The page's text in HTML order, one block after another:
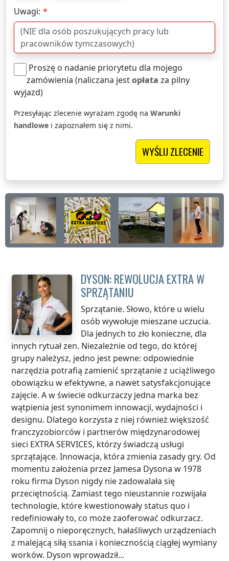
Uwagi:
Proszę o nadanie priorytetu dla mojego
zamówienia (naliczana jestopłata za pilny
wyjazd)
Przesyłając zlecenie wyrażam zgodę na Warunki
handlowe i zapoznałem się z nimi.
DYSON: REWOLUCJA EXTRA W
SPRZĄTANIU
Sprzątanie. Słowo, które u wielu
osób wywołuje mieszane uczucia.
Dla jednych to zło konieczne, dla
innych rytuał zen. Niezależnie od tego, do której
grupy należysz, jedno jest pewne: odpowiednie
narzędzia potrafią zamienić sprzątanie z uciążliwego
obowiązku w efektywne, a nawet satysfakcjonujące
zajęcie. A w świecie odkurzaczy jedna marka bez
wątpienia jest synonimem innowacji, wydajności i
designu. Dlatego korzysta z niej również większość
franczyzobiorców i partnerów międzynarodowej
sieci EXTRA SERVICES, którzy świadczą usługi
sprzątające. Innowacja, która zmienia zasady gry. Od
momentu założenia przez Jamesa Dysona w 1978
roku firma Dyson nigdy nie zadowalała się
przeciętnością. Zamiast tego nieustannie rozwijała
technologie, które kwestionowały status quo i
redefiniowały to, co może zaoferować odkurzacz.
Zapomnij o nieporęcznych, hałaśliwych urządzeniach
z malejącą siłą ssania i koniecznością ciągłej wymiany
worków. Dyson wprowadził...